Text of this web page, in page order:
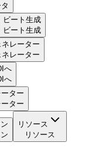
ビート生成
ビート生成
レーター
レーター
へ
へ
ター
ター
リソース
リソース